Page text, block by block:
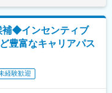
、訪問は月2～3回程度。指
ントとの関係性強化が重要
件6か月～1年以上を要し
長性と持続性の両面をサポ
を通じて上下する可能性が
めた表記です。
補◆インセンティブ
豊富なキャリアパス
経験歓迎